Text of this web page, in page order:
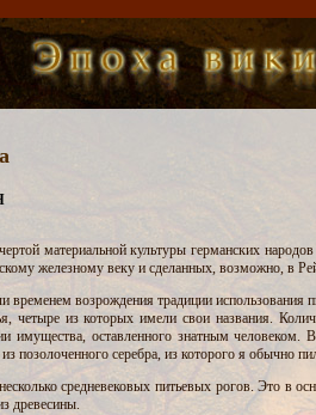
материальной культуры германских
железному веку и сделанных, возможно, в
возрождения традиции
четыре из которых имели свои названия.
имущества, оставленного знатным
позолоченного серебра, из которого я обычно
средневековых питьевых рогов. Это в
древесины.